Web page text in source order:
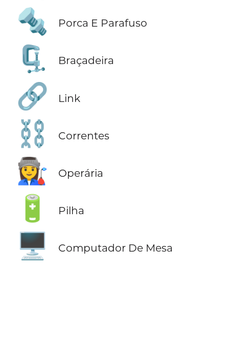
🔩 Porca E Parafuso
🗜️ Braçadeira
🔗 Link
⛓️ Correntes
👩‍🏭 Operária
🔋 Pilha
🖥️ Computador De Mesa